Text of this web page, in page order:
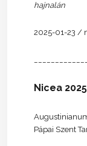
hajnalán
2025-01-23 /
Nicea
Pápai Szent